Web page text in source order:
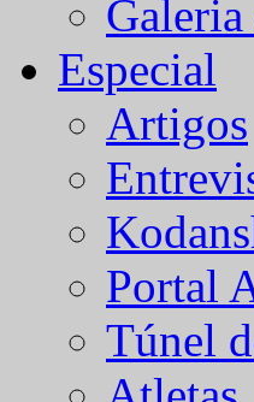
Especial
Artigos
Portal
Túnel